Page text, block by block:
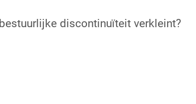
discontinuïteit verkleint?